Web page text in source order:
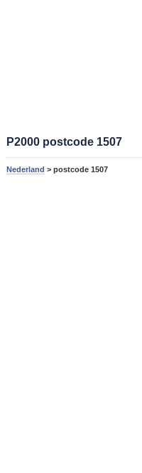
P2000 postcode 1507
Nederland > postcode 1507